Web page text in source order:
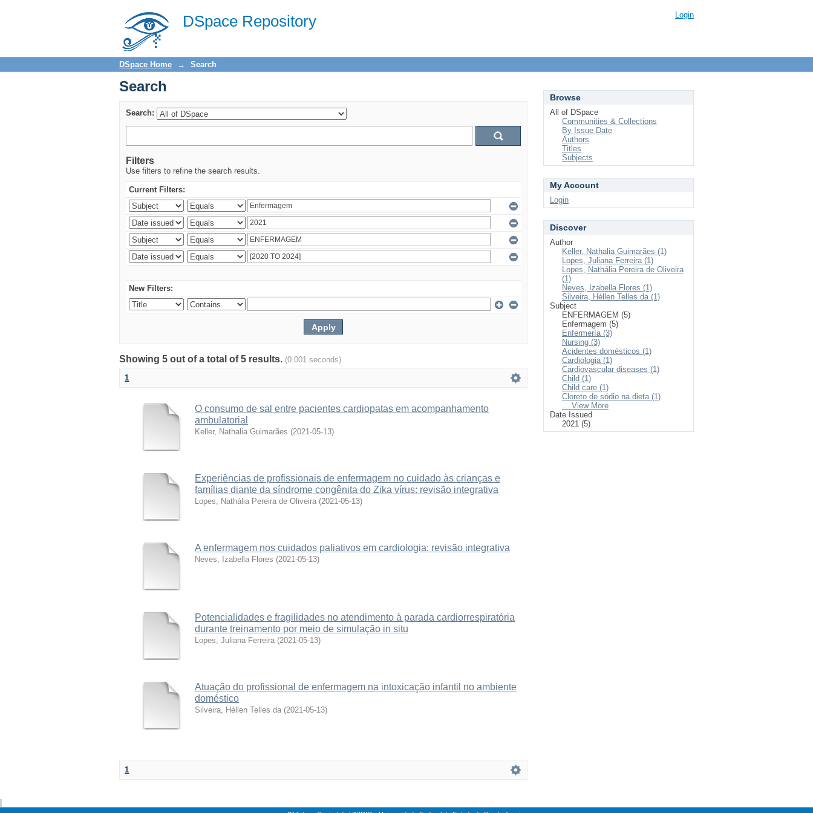
DSpace Repository
Search Login
DSpace Home → Search
Search
Search:
Filters
Use filters to refine the search results.
Current Filters:
New Filters:
Showing 5 out of a total of 5 results. (0.001 seconds)
1
O consumo de sal entre pacientes cardiopatas em acompanhamento
ambulatorial
Keller, Nathalia Guimarães (2021-05-13)
Experiências de profissionais de enfermagem no cuidado às crianças e
famílias diante da síndrome congênita do Zika vírus: revisão integrativa
Lopes, Nathália Pereira de Oliveira (2021-05-13)
A enfermagem nos cuidados paliativos em cardiologia: revisão integrativa
Neves, Izabella Flores (2021-05-13)
Potencialidades e fragilidades no atendimento à parada cardiorrespiratória
durante treinamento por meio de simulação in situ
Lopes, Juliana Ferreira (2021-05-13)
Atuação do profissional de enfermagem na intoxicação infantil no ambiente
doméstico
Silveira, Héllen Telles da (2021-05-13)
1
Browse
All of DSpace
Communities & Collections
By Issue Date
Authors
Titles
Subjects
My Account
Login
Discover
Author
Keller, Nathalia Guimarães (1)
Lopes, Juliana Ferreira (1)
Lopes, Nathália Pereira de Oliveira
(1)
Neves, Izabella Flores (1)
Silveira, Héllen Telles da (1)
Subject
ENFERMAGEM (5)
Enfermagem (5)
Enfermería (3)
Nursing (3)
Acidentes domésticos (1)
Cardiologia (1)
Cardiovascular diseases (1)
Child (1)
Child care (1)
Cloreto de sódio na dieta (1)
... View More
Date Issued
2021 (5)